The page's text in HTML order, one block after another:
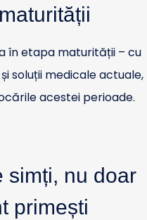
în etapa maturității – cu
soluții medicale actuale,
acestei perioade.
simți, nu doar
primești